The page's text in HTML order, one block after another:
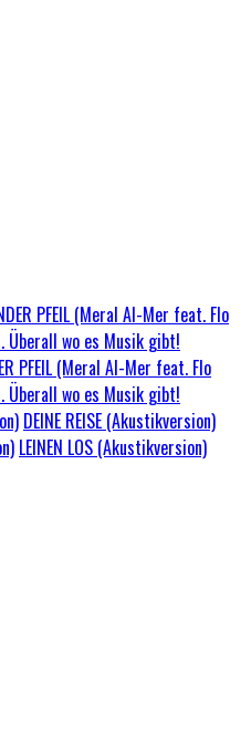
PFEIL (Meral Al-Mer feat. Flo
wo es Musik gibt!
DEINE REISE (Akustikversion)
LEINEN LOS (Akustikversion)